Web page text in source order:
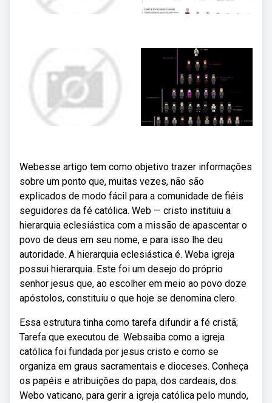
Webesse artigo tem como objetivo trazer informações
sobre um ponto que, muitas vezes, não são
explicados de modo fácil para a comunidade de fiéis
seguidores da fé católica. Web — cristo instituiu a
hierarquia eclesiástica com a missão de apascentar o
povo de deus em seu nome, e para isso lhe deu
autoridade. A hierarquia eclesiástica é. Weba igreja
possui hierarquia. Este foi um desejo do próprio
senhor jesus que, ao escolher em meio ao povo doze
apóstolos, constituiu o que hoje se denomina clero.
Essa estrutura tinha como tarefa difundir a fé cristã;
Tarefa que executou de. Websaiba como a igreja
católica foi fundada por jesus cristo e como se
organiza em graus sacramentais e dioceses. Conheça
os papéis e atribuições do papa, dos cardeais, dos.
Webo vaticano, para gerir a igreja católica pelo mundo,